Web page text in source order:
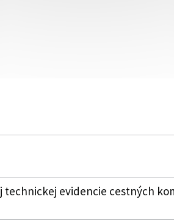
technickej evidencie cestných